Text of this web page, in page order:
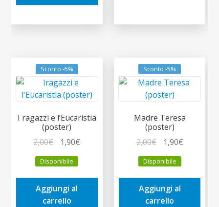
Sconto -5%
I ragazzi e l’Eucaristia
(poster)
2,00€
prezzo
originale
era:
2,00€.
1,90€
è:
Disponibile
Aggiungi al
carrello
Sconto -5%
Madre Teresa
(poster)
2,00€
prezzo
originale
era:
2,00€.
1,90€Il
è:
Disponibile
Aggiungi al
carrello